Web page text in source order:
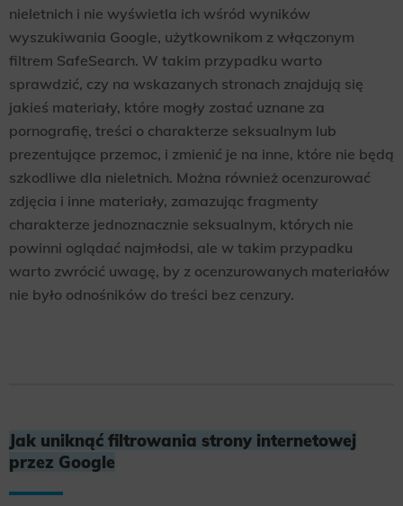
nieletnich i nie wyświetla ich wśród wyników
wyszukiwania Google, użytkownikom z włączonym
filtrem SafeSearch. W takim przypadku warto
sprawdzić, czy na wskazanych stronach znajdują się
jakieś materiały, które mogły zostać uznane za
pornografię, treści o charakterze seksualnym lub
prezentujące przemoc, i zmienić je na inne, które nie będą
szkodliwe dla nieletnich. Można również ocenzurować
zdjęcia i inne materiały, zamazując fragmenty
charakterze jednoznacznie seksualnym, których nie
powinni oglądać najmłodsi, ale w takim przypadku
warto zwrócić uwagę, by z ocenzurowanych materiałów
nie było odnośników do treści bez cenzury.
Jak uniknąć filtrowania strony internetowej
przez Google